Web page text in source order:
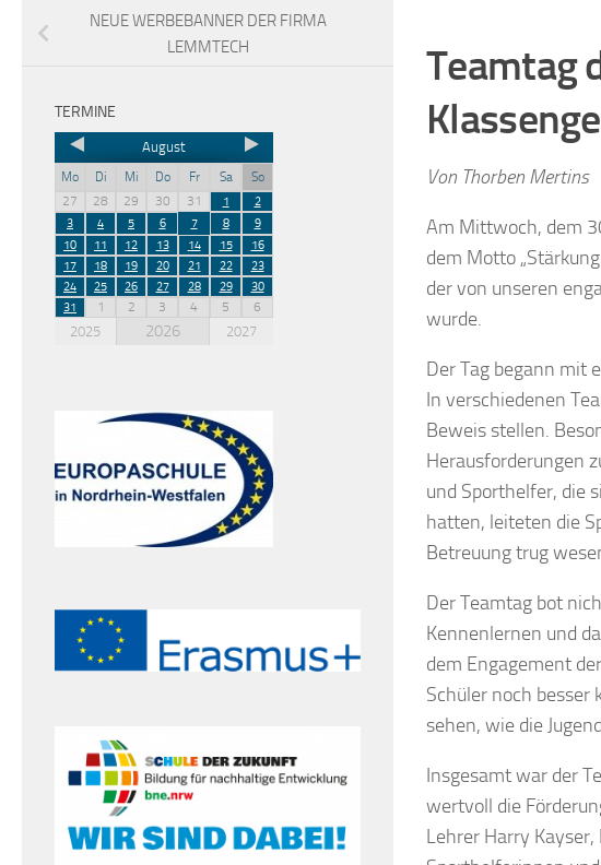
Teamtag
Von Thorben Mertins
Am Mittwoch, dem
dem Motto
der von unseren
wurde.
Der Tag begann mit
In verschiedenen
Beweis stellen.
Herausforderungen
und Sporthelfer, die
hatten, leiteten die
Betreuung trug
Der Teamtag bot
Kennenlernen und
dem Engagement
Schüler noch besser
sehen, wie die
Insgesamt war der
wertvoll die
Lehrer Harry
NEUE WERBEBANNER DER FIRMA
LEMMTECH
TERMINE
August
Mo Di Mi Do Fr Sa
So
27
28 29 30 31 1
2
3
4 5 6 7 8
9
10
11 12 13 14 15
16
17
18 19 20 21 22
23
24
25 26 27 28 29
30
31
1 2 3 4 5 6
2025 2026 2027